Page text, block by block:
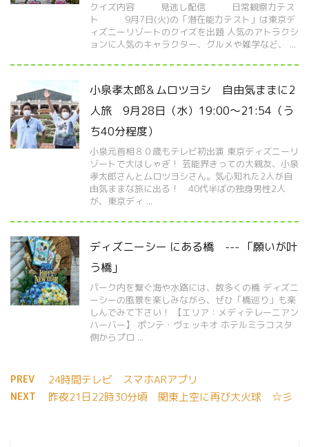
クイズ内容 見逃し配信 日常観察力テス
ト 9月7日(火)の「潜在能力テスト」は東京デ
ィズニーリゾートのクイズを出題 人気のアトラクシ
ョンに人気のキャラクター、グルメや雑学など、 ...
小泉孝太郎＆ムロツヨシ 自由気ままに2
人旅 9月28日（水）19:00～21:54（う
ち40分程度）
小泉元首相８０歳もテレビ初出演 東京ディズニーリ
ゾートで大はしゃぎ！ 芸能界きっての大親友、小泉
孝太郎さんとムロツヨシさん。気心知れた2人が自
由気ままな旅に出る！ 40代半ばの独身男性2人
が、東京ディ ...
ディズニーシー にある橋 --- 「願いが叶
う橋」
パーク内を繋ぐ海や水路には、数多くの橋 ディズニ
ーシーの風景を楽しみながら、ぜひ「橋巡り」も楽
しんでみて下さい！ 【エリア：メディテレーニアン
ハーバー】 ポンテ・ヴェッキオ ホテルミラコスタ
側からプロ ...
PREV 24時間テレビ スマホARアプリ
NEXT 昨夜21日22時30分頃 関東上空に再び大火球 ☆彡